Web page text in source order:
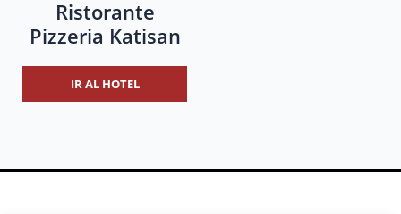
Ristorante
Pizzeria Katisan
IR AL HOTEL